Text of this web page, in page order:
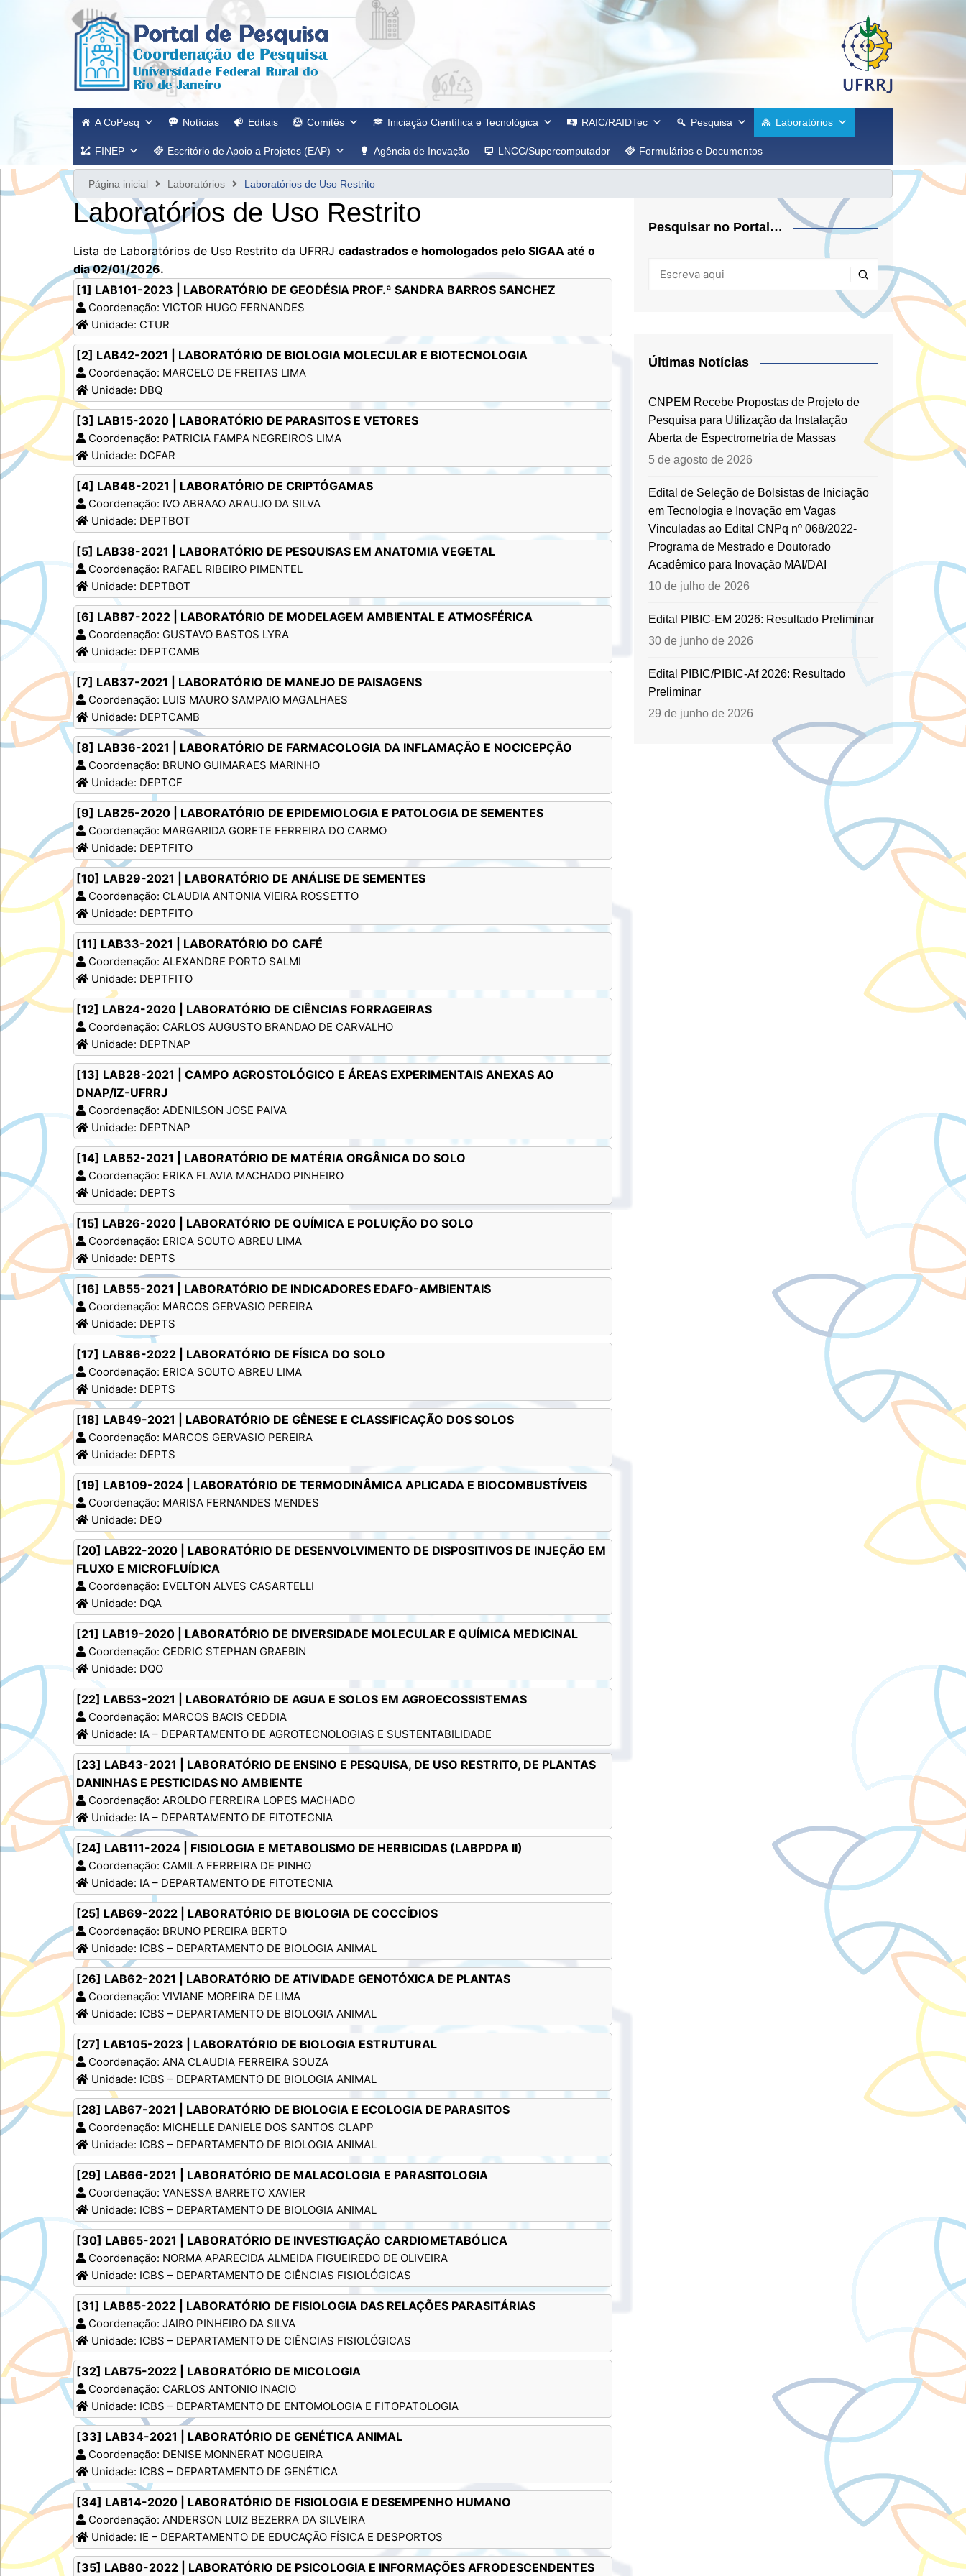
A CoPesq Notícias Editais Comitês Iniciação Científica e Tecnológica RAIC/RAIDTec Pesquisa Laboratórios
FINEP Escritório de Apoio a Projetos (EAP) Agência de Inovação LNCC/Supercomputador Formulários e Documentos
Página inicial Laboratórios Laboratórios de Uso Restrito
Laboratórios de Uso Restrito
Lista de Laboratórios de Uso Restrito da UFRRJ cadastrados e homologados pelo SIGAA até o
dia 02/01/2026.
[1] LAB101-2023 | LABORATÓRIO DE GEODÉSIA PROF.ª SANDRA BARROS SANCHEZ
Coordenação: VICTOR HUGO FERNANDES
Unidade: CTUR
[2] LAB42-2021 | LABORATÓRIO DE BIOLOGIA MOLECULAR E BIOTECNOLOGIA
Coordenação: MARCELO DE FREITAS LIMA
Unidade: DBQ
[3] LAB15-2020 | LABORATÓRIO DE PARASITOS E VETORES
Coordenação: PATRICIA FAMPA NEGREIROS LIMA
Unidade: DCFAR
[4] LAB48-2021 | LABORATÓRIO DE CRIPTÓGAMAS
Coordenação: IVO ABRAAO ARAUJO DA SILVA
Unidade: DEPTBOT
[5] LAB38-2021 | LABORATÓRIO DE PESQUISAS EM ANATOMIA VEGETAL
Coordenação: RAFAEL RIBEIRO PIMENTEL
Unidade: DEPTBOT
[6] LAB87-2022 | LABORATÓRIO DE MODELAGEM AMBIENTAL E ATMOSFÉRICA
Coordenação: GUSTAVO BASTOS LYRA
Unidade: DEPTCAMB
[7] LAB37-2021 | LABORATÓRIO DE MANEJO DE PAISAGENS
Coordenação: LUIS MAURO SAMPAIO MAGALHAES
Unidade: DEPTCAMB
[8] LAB36-2021 | LABORATÓRIO DE FARMACOLOGIA DA INFLAMAÇÃO E NOCICEPÇÃO
Coordenação: BRUNO GUIMARAES MARINHO
Unidade: DEPTCF
[9] LAB25-2020 | LABORATÓRIO DE EPIDEMIOLOGIA E PATOLOGIA DE SEMENTES
Coordenação: MARGARIDA GORETE FERREIRA DO CARMO
Unidade: DEPTFITO
[10] LAB29-2021 | LABORATÓRIO DE ANÁLISE DE SEMENTES
Coordenação: CLAUDIA ANTONIA VIEIRA ROSSETTO
Unidade: DEPTFITO
[11] LAB33-2021 | LABORATÓRIO DO CAFÉ
Coordenação: ALEXANDRE PORTO SALMI
Unidade: DEPTFITO
[12] LAB24-2020 | LABORATÓRIO DE CIÊNCIAS FORRAGEIRAS
Coordenação: CARLOS AUGUSTO BRANDAO DE CARVALHO
Unidade: DEPTNAP
[13] LAB28-2021 | CAMPO AGROSTOLÓGICO E ÁREAS EXPERIMENTAIS ANEXAS AO
DNAP/IZ-UFRRJ
Coordenação: ADENILSON JOSE PAIVA
Unidade: DEPTNAP
[14] LAB52-2021 | LABORATÓRIO DE MATÉRIA ORGÂNICA DO SOLO
Coordenação: ERIKA FLAVIA MACHADO PINHEIRO
Unidade: DEPTS
[15] LAB26-2020 | LABORATÓRIO DE QUÍMICA E POLUIÇÃO DO SOLO
Coordenação: ERICA SOUTO ABREU LIMA
Unidade: DEPTS
[16] LAB55-2021 | LABORATÓRIO DE INDICADORES EDAFO-AMBIENTAIS
Coordenação: MARCOS GERVASIO PEREIRA
Unidade: DEPTS
[17] LAB86-2022 | LABORATÓRIO DE FÍSICA DO SOLO
Coordenação: ERICA SOUTO ABREU LIMA
Unidade: DEPTS
[18] LAB49-2021 | LABORATÓRIO DE GÊNESE E CLASSIFICAÇÃO DOS SOLOS
Coordenação: MARCOS GERVASIO PEREIRA
Unidade: DEPTS
[19] LAB109-2024 | LABORATÓRIO DE TERMODINÂMICA APLICADA E BIOCOMBUSTÍVEIS
Coordenação: MARISA FERNANDES MENDES
Unidade: DEQ
[20] LAB22-2020 | LABORATÓRIO DE DESENVOLVIMENTO DE DISPOSITIVOS DE INJEÇÃO EM
FLUXO E MICROFLUÍDICA
Coordenação: EVELTON ALVES CASARTELLI
Unidade: DQA
[21] LAB19-2020 | LABORATÓRIO DE DIVERSIDADE MOLECULAR E QUÍMICA MEDICINAL
Coordenação: CEDRIC STEPHAN GRAEBIN
Unidade: DQO
[22] LAB53-2021 | LABORATÓRIO DE AGUA E SOLOS EM AGROECOSSISTEMAS
Coordenação: MARCOS BACIS CEDDIA
Unidade: IA – DEPARTAMENTO DE AGROTECNOLOGIAS E SUSTENTABILIDADE
[23] LAB43-2021 | LABORATÓRIO DE ENSINO E PESQUISA, DE USO RESTRITO, DE PLANTAS
DANINHAS E PESTICIDAS NO AMBIENTE
Coordenação: AROLDO FERREIRA LOPES MACHADO
Unidade: IA – DEPARTAMENTO DE FITOTECNIA
[24] LAB111-2024 | FISIOLOGIA E METABOLISMO DE HERBICIDAS (LABPDPA II)
Coordenação: CAMILA FERREIRA DE PINHO
Unidade: IA – DEPARTAMENTO DE FITOTECNIA
[25] LAB69-2022 | LABORATÓRIO DE BIOLOGIA DE COCCÍDIOS
Coordenação: BRUNO PEREIRA BERTO
Unidade: ICBS – DEPARTAMENTO DE BIOLOGIA ANIMAL
[26] LAB62-2021 | LABORATÓRIO DE ATIVIDADE GENOTÓXICA DE PLANTAS
Coordenação: VIVIANE MOREIRA DE LIMA
Unidade: ICBS – DEPARTAMENTO DE BIOLOGIA ANIMAL
[27] LAB105-2023 | LABORATÓRIO DE BIOLOGIA ESTRUTURAL
Coordenação: ANA CLAUDIA FERREIRA SOUZA
Unidade: ICBS – DEPARTAMENTO DE BIOLOGIA ANIMAL
[28] LAB67-2021 | LABORATÓRIO DE BIOLOGIA E ECOLOGIA DE PARASITOS
Coordenação: MICHELLE DANIELE DOS SANTOS CLAPP
Unidade: ICBS – DEPARTAMENTO DE BIOLOGIA ANIMAL
[29] LAB66-2021 | LABORATÓRIO DE MALACOLOGIA E PARASITOLOGIA
Coordenação: VANESSA BARRETO XAVIER
Unidade: ICBS – DEPARTAMENTO DE BIOLOGIA ANIMAL
[30] LAB65-2021 | LABORATÓRIO DE INVESTIGAÇÃO CARDIOMETABÓLICA
Coordenação: NORMA APARECIDA ALMEIDA FIGUEIREDO DE OLIVEIRA
Unidade: ICBS – DEPARTAMENTO DE CIÊNCIAS FISIOLÓGICAS
[31] LAB85-2022 | LABORATÓRIO DE FISIOLOGIA DAS RELAÇÕES PARASITÁRIAS
Coordenação: JAIRO PINHEIRO DA SILVA
Unidade: ICBS – DEPARTAMENTO DE CIÊNCIAS FISIOLÓGICAS
[32] LAB75-2022 | LABORATÓRIO DE MICOLOGIA
Coordenação: CARLOS ANTONIO INACIO
Unidade: ICBS – DEPARTAMENTO DE ENTOMOLOGIA E FITOPATOLOGIA
[33] LAB34-2021 | LABORATÓRIO DE GENÉTICA ANIMAL
Coordenação: DENISE MONNERAT NOGUEIRA
Unidade: ICBS – DEPARTAMENTO DE GENÉTICA
[34] LAB14-2020 | LABORATÓRIO DE FISIOLOGIA E DESEMPENHO HUMANO
Coordenação: ANDERSON LUIZ BEZERRA DA SILVEIRA
Unidade: IE – DEPARTAMENTO DE EDUCAÇÃO FÍSICA E DESPORTOS
[35] LAB80-2022 | LABORATÓRIO DE PSICOLOGIA E INFORMAÇÕES AFRODESCENDENTES
Pesquisar no Portal…
Últimas Notícias
CNPEM Recebe Propostas de Projeto de
Pesquisa para Utilização da Instalação
Aberta de Espectrometria de Massas
5 de agosto de 2026
Edital de Seleção de Bolsistas de Iniciação
em Tecnologia e Inovação em Vagas
Vinculadas ao Edital CNPq nº 068/2022-
Programa de Mestrado e Doutorado
Acadêmico para Inovação MAI/DAI
10 de julho de 2026
Edital PIBIC-EM 2026: Resultado Preliminar
30 de junho de 2026
Edital PIBIC/PIBIC-Af 2026: Resultado
Preliminar
29 de junho de 2026